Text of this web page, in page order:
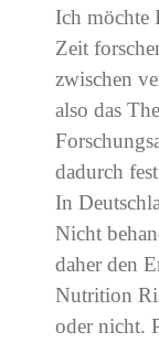
Ich möchte
Zeit
zwischen
also das
dadurch
In
Nicht
daher den
Nutrition
oder nicht.